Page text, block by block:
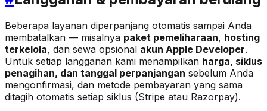
Beberapa layanan diperpanjang otomatis sampai Anda
membatalkan — misalnya paket pemeliharaan, hosting
terkelola, dan sewa opsional akun Apple Developer.
Untuk setiap langganan kami menampilkan harga, siklus
penagihan, dan tanggal perpanjangan sebelum Anda
mengonfirmasi, dan metode pembayaran yang sama
ditagih otomatis setiap siklus (Stripe atau Razorpay).